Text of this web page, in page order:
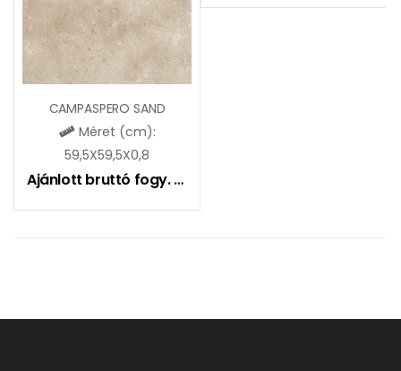
CAMPASPERO SAND
Méret (cm):
59,5X59,5X0,8
Ajánlott bruttó fogy. ár: